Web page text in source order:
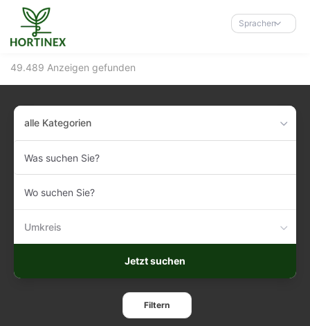
Accessibility-
Modus
aktivieren
Navigation
zum
Sprachen
49.489 Anzeigen gefunden
alle Kategorien
suchen
Sie?
suchen
Umkreis
Jetzt suchen
Filtern